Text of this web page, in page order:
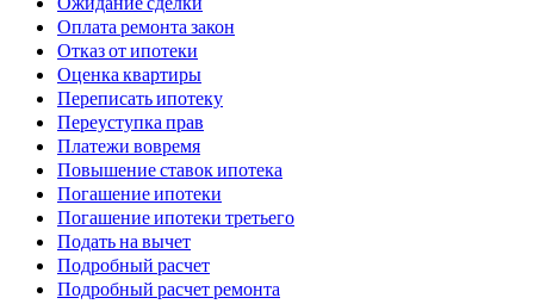
Оплата ремонта закон
Отказ от ипотеки
Оценка квартиры
Переписать ипотеку
Переуступка прав
Платежи вовремя
Повышение ставок ипотека
Погашение ипотеки
Погашение ипотеки третьего
Подать на вычет
Подробный расчет
Подробный расчет ремонта